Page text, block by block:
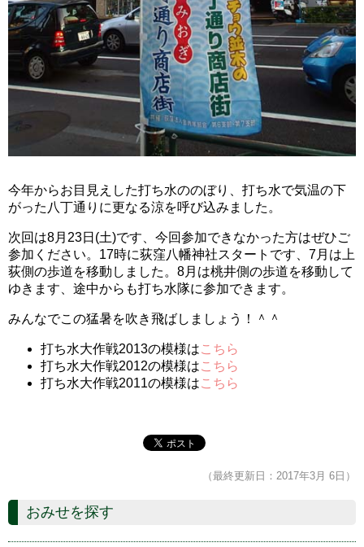
今年からお目見えした打ち水ののぼり、打ち水で気温の下
がった八丁通りに更なる涼を呼び込みました。
次回は8月23日(土)です、今回参加できなかった方はぜひご
参加ください。17時に荻窪八幡神社スタートです、7月は上
荻側の歩道を移動しました。8月は桃井側の歩道を移動して
ゆきます、途中からも打ち水隊に参加できます。
みんなでこの猛暑を吹き飛ばしましょう！＾＾
打ち水大作戦2013の模様はこちら
打ち水大作戦2012の模様はこちら
打ち水大作戦2011の模様はこちら
（最終更新日：2017年3月 6日）
おみせを探す